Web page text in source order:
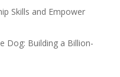
Skills and Empower
Dog: Building a Billion-